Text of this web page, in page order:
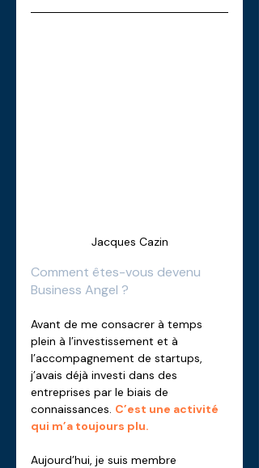
Jacques Cazin
Comment êtes-vous devenu
Business Angel ?
Avant de me consacrer à temps
plein à l’investissement et à
l’accompagnement de startups,
j’avais déjà investi dans des
entreprises par le biais de
connaissances. C’est une activité
qui m’a toujours plu.
Aujourd’hui, je suis membre